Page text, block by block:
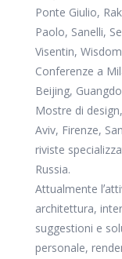
Ponte Giulio,
Paolo, Sanelli,
Visentin,
Conferenze a
Beijing,
Mostre di
Aviv, Firenze,
riviste
Russia.
Attualmente
architettura,
suggestioni e
personale,